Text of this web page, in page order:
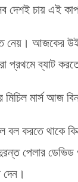
দেশই চায় এই
নেয়। আজকের
প্রথমে ব্যাট
মিচিল মার্স আজ
বল করতে থাকে
পেলার